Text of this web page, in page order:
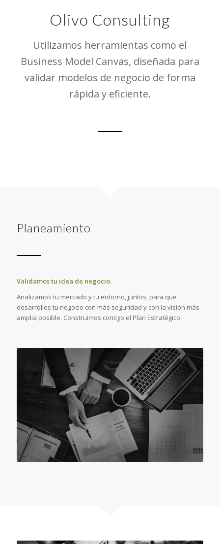
Olivo Consulting
Utilizamos herramientas como el
Business Model Canvas, diseñada para
validar modelos de negocio de forma
rápida y eficiente.
Planeamiento
Validamos tu idea de negocio.
Analizamos tu mercado y tu entorno, juntos, para que
desarrolles tu negocio con más seguridad y con la visión más
amplia posible. Construimos contigo el Plan Estratégico.